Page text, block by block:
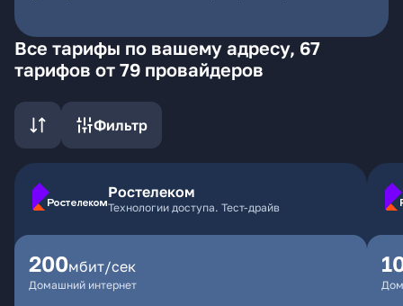
Все тарифы по вашему адресу, 67
тарифов от 79 провайдеров
Фильтр
Ростелеком
Технологии доступа. Тест-драйв
200мбит/сек
Домашний интернет